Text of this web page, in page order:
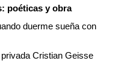
poéticas y obra
duerme sueña con
Cristian Geisse